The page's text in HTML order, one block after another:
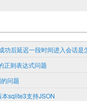
功后延迟一段时间进入会话是
正则表达式问题
问题
sqlite3支持JSON